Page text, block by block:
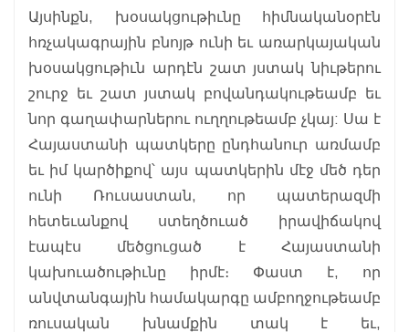
Այսինքն, խօսակցութիւնը հիմնականօրէն
հռչակագրային բնոյթ ունի եւ առարկայական
խօսակցութիւն արդէն շատ յստակ նիւթերու
շուրջ եւ շատ յստակ բովանդակութեամբ եւ
նոր գաղափարներու ուղղութեամբ չկայ: Սա է
Հայաստանի պատկերը ընդհանուր առմամբ
եւ իմ կարծիքով՝ այս պատկերին մէջ մեծ դեր
ունի Ռուսաստան, որ պատերազմի
հետեւանքով ստեղծուած իրավիճակով
էապէս մեծցուցած է Հայաստանի
կախուածութիւնը իրմէ։ Փաստ է, որ
անվտանգային համակարգը ամբողջութեամբ
ռուսական խնամքին տակ է եւ,